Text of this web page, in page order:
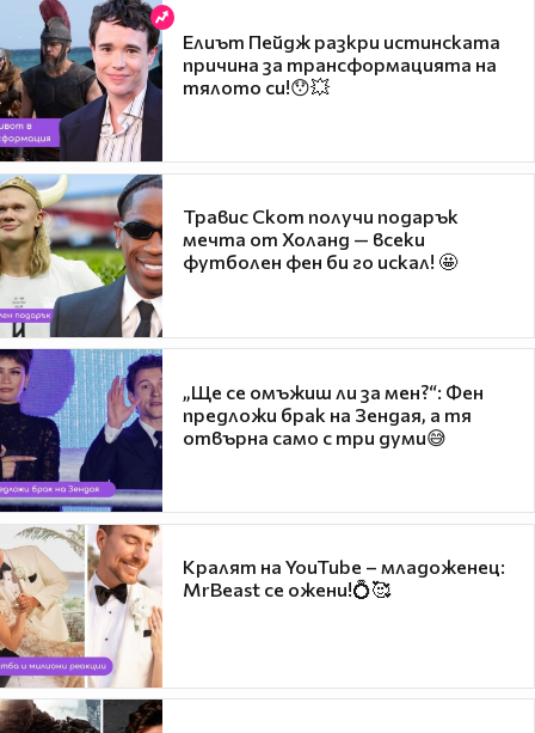
Елиът Пейдж разкри истинската
причина за трансформацията на
тялото си!😯💥
Травис Скот получи подарък
мечта от Холанд — всеки
футболен фен би го искал! 🤩
„Ще се омъжиш ли за мен?“: Фен
предложи брак на Зендая, а тя
отвърна само с три думи😅
Кралят на YouTube – младоженец:
MrBeast се ожени!💍🥰